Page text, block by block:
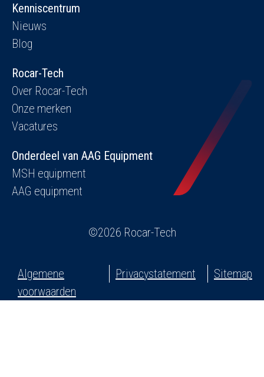
Kenniscentrum
Nieuws
Blog
Rocar-Tech
Over Rocar-Tech
Onze merken
Vacatures
Onderdeel van AAG Equipment
MSH equipment
AAG equipment
©2026 Rocar-Tech
Algemene
voorwaarden
Privacystatement Sitemap